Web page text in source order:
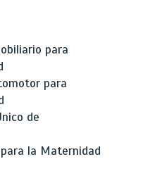
para
para
de
la Maternidad